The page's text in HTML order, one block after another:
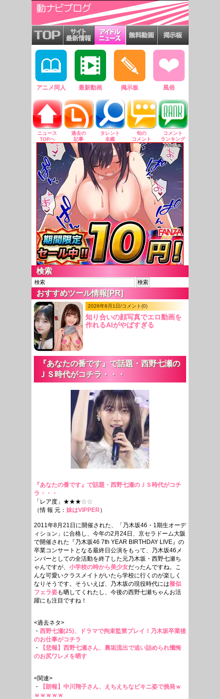
アニメ同人 最新動画 掲示板 風俗
ニュース
TOPへ
過去の
記事
タレント
名鑑
旬の
コメント
コメント
ランキング
検索
おすすめツール情報[PR]
2026年8月1日/コメント(0)
知り合いの顔写真でエロ動画を
作れるAIがやばすぎる
『あなたの番です』で話題・西野七瀬の
ＪＳ時代がコチラ・・・
『あなたの番です』で話題・西野七瀬のＪＳ時代がコチ
ラ・・・
「レア度」★★★☆☆
（情 報 元： 妹はVIPPER ）
2011年8月21日に開催された、「乃木坂46・1期生オーデ
ィション」に合格し、今年の2月24日、京セラドーム大阪
で開催された『乃木坂46 7th YEAR BIRTHDAY LIVE』の
卒業コンサートとなる最終日公演をもって、乃木坂46メ
ンバーとしての全活動を終了した元乃木坂・西野七瀬ち
ゃんですが、 小学校の時から美少女だったんですね。こ
んな可愛いクラスメイトがいたら学校に行くのが楽しく
なりそうです。そういえば、乃木坂の現役時代には擬似
フェラ姿も晒してくれたし、今後の西野七瀬ちゃんお活
躍にも注目ですね！
<過去ネタ>
・ 西野七瀬(25)、ドラマで拘束監禁プレイ！乃木坂卒業後
のお仕事がコチラ
・
【悲報】西野七瀬さん、裏垢流出で追い詰められ懺悔
のお尻ワレメを晒す
<関連>
・
【朗報】中川翔子さん、えちえちなビキニ姿で挑発ｗ
ｗｗｗｗｗ